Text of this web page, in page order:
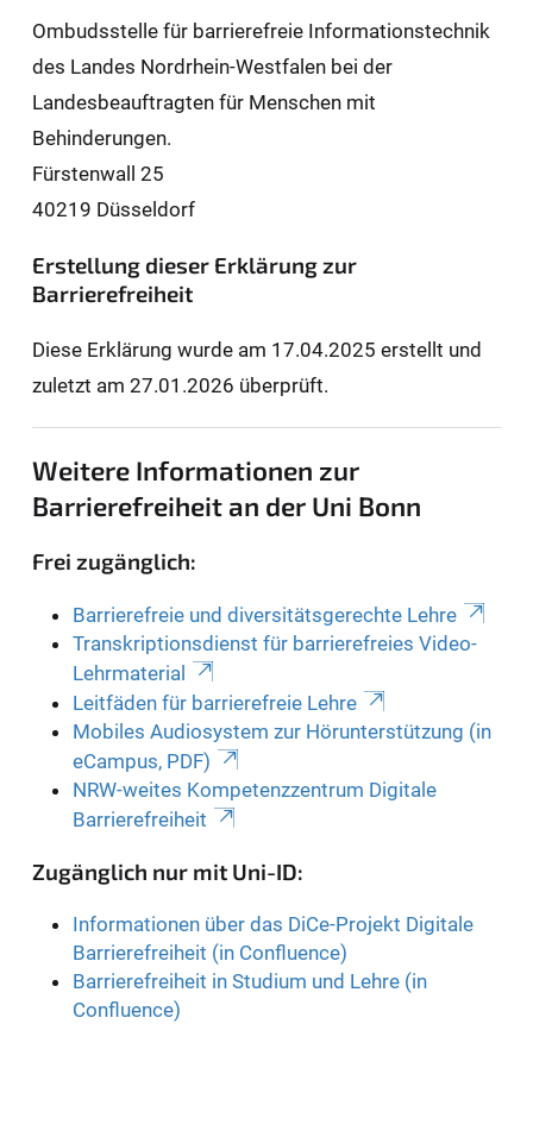
Ombudsstelle für barrierefreie Informationstechnik
des Landes Nordrhein-Westfalen bei der
Landesbeauftragten für Men­schen mit
Behinderungen.
Fürstenwall 25
40219 Düsseldorf
Erstellung dieser Erklärung zur
Barrierefreiheit
Diese Erklärung wurde am 17.04.2025 erstellt und
zuletzt am 27.01.2026 überprüft.
Weitere Informationen zur
Barrierefreiheit an der Uni Bonn
Frei zugänglich:
Barrierefreie und diversitätsgerechte Lehre
Transkriptionsdienst für barrierefreies Video-
Lehrmaterial
Leitfäden für barrierefreie Lehre
Mobiles Audiosystem zur Hörunterstützung (in
eCampus, PDF)
NRW-weites Kompetenzzentrum Digitale
Barrierefreiheit
Zugänglich nur mit Uni-ID:
Informationen über das DiCe-Projekt Digitale
Barrierefreiheit (in Confluence)
Barrierefreiheit in Studium und Lehre (in
Confluence)